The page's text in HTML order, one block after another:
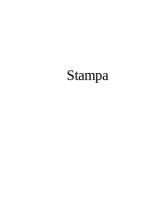
Stampa